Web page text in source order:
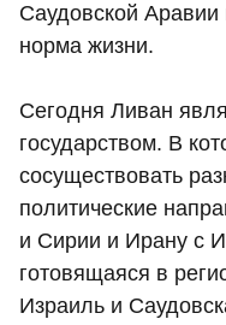
Саудовской Аравии
норма жизни.
Сегодня Ливан
государством. В
сосуществовать
политические
и Сирии и Ирану с
готовящаяся в
Израиль и